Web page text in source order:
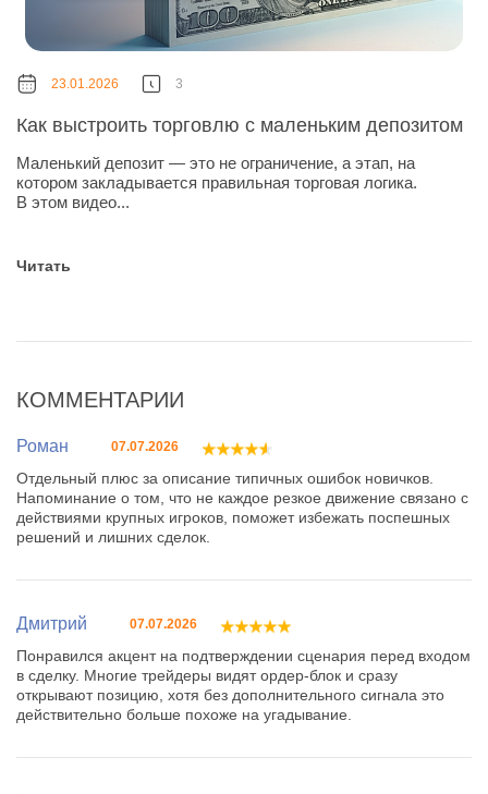
23.01.2026 3
Как выстроить торговлю с маленьким депозитом
Маленький депозит — это не ограничение, а этап, на
котором закладывается правильная торговая логика.
В этом видео...
Читать
КОММЕНТАРИИ
Роман 07.07.2026
Отдельный плюс за описание типичных ошибок новичков.
Напоминание о том, что не каждое резкое движение связано с
действиями крупных игроков, поможет избежать поспешных
решений и лишних сделок.
Дмитрий 07.07.2026
Понравился акцент на подтверждении сценария перед входом
в сделку. Многие трейдеры видят ордер-блок и сразу
открывают позицию, хотя без дополнительного сигнала это
действительно больше похоже на угадывание.